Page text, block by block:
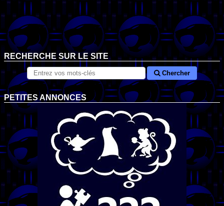
RECHERCHE SUR LE SITE
Chercher
PETITES ANNONCES